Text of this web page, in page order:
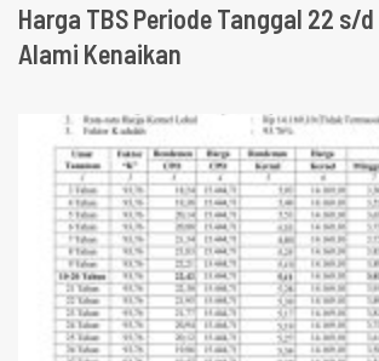
Harga TBS Periode Tanggal 22 s/
Alami Kenaikan